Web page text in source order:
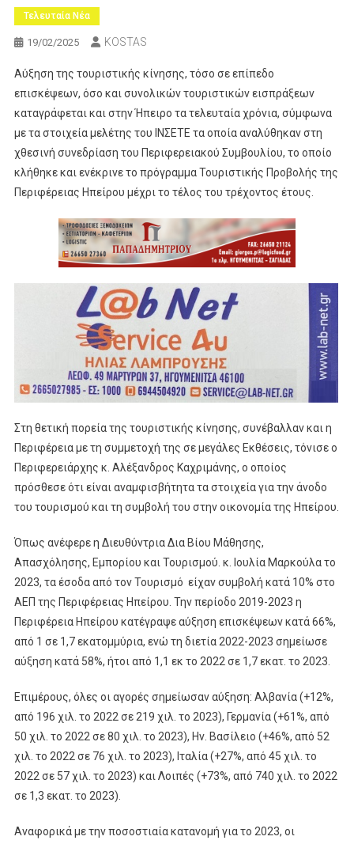
Τελευταία Νέα
19/02/2025 KOSTAS
Αύξηση της τουριστικής κίνησης, τόσο σε επίπεδο
επισκέψεων, όσο και συνολικών τουριστικών εισπράξεων
καταγράφεται και στην Ήπειρο τα τελευταία χρόνια, σύμφωνα
με τα στοιχεία μελέτης του ΙΝΣΕΤΕ τα οποία αναλύθηκαν στη
χθεσινή συνεδρίαση του Περιφερειακού Συμβουλίου, το οποίο
κλήθηκε και ενέκρινε το πρόγραμμα Τουριστικής Προβολής της
Περιφέρειας Ηπείρου μέχρι το τέλος του τρέχοντος έτους.
Στη θετική πορεία της τουριστικής κίνησης, συνέβαλλαν και η
Περιφέρεια με τη συμμετοχή της σε μεγάλες Εκθέσεις, τόνισε ο
Περιφερειάρχης κ. Αλέξανδρος Καχριμάνης, ο οποίος
πρόσθεσε ότι είναι αναμφισβήτητα τα στοιχεία για την άνοδο
του τουρισμού και τη συμβολή του στην οικονομία της Ηπείρου.
Όπως ανέφερε η Διευθύντρια Δια Βίου Μάθησης,
Απασχόλησης, Εμπορίου και Τουρισμού. κ. Ιουλία Μαρκούλα το
2023, τα έσοδα από τον Τουρισμό είχαν συμβολή κατά 10% στο
ΑΕΠ της Περιφέρειας Ηπείρου. Την περίοδο 2019-2023 η
Περιφέρεια Ηπείρου κατέγραψε αύξηση επισκέψεων κατά 66%,
από 1 σε 1,7 εκατομμύρια, ενώ τη διετία 2022-2023 σημείωσε
αύξηση κατά 58%, ήτοι από 1,1 εκ το 2022 σε 1,7 εκατ. το 2023.
Επιμέρους, όλες οι αγορές σημείωσαν αύξηση: Αλβανία (+12%,
από 196 χιλ. το 2022 σε 219 χιλ. το 2023), Γερμανία (+61%, από
50 χιλ. το 2022 σε 80 χιλ. το 2023), Ην. Βασίλειο (+46%, από 52
χιλ. το 2022 σε 76 χιλ. το 2023), Ιταλία (+27%, από 45 χιλ. το
2022 σε 57 χιλ. το 2023) και Λοιπές (+73%, από 740 χιλ. το 2022
σε 1,3 εκατ. το 2023).
Αναφορικά με την ποσοστιαία κατανομή για το 2023, οι